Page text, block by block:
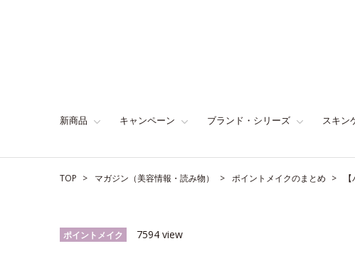
新商品 キャンペーン ブランド・シリーズ スキン
TOP マガジン（美容情報・読み物） ポイントメイクのまとめ
ポイントメイク 7594 view